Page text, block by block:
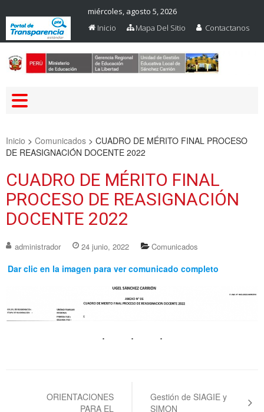
miércoles, agosto 5, 2026
Inicio
Mapa Del Sitio Contactanos
Inicio > Comunicados > CUADRO DE MÉRITO FINAL PROCESO
DE REASIGNACIÓN DOCENTE 2022
CUADRO DE MÉRITO FINAL
PROCESO DE REASIGNACIÓN
DOCENTE 2022
administrador 24 junio, 2022 Comunicados
Dar clic en la imagen para ver comunicado completo
ORIENTACIONES
PARA EL
Gestión de SIAGIE y
SIMON